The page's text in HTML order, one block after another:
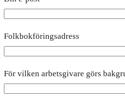
Folkbokföringsadress
För vilken arbetsgivare görs